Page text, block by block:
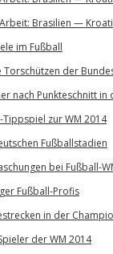
Brasilien —
im Fußball
Torschützen der
nach Punkteschnitt in
zur WM 2014
Fußballstadien
bei Fußball-
Fußball-Profis
in der
der WM 2014